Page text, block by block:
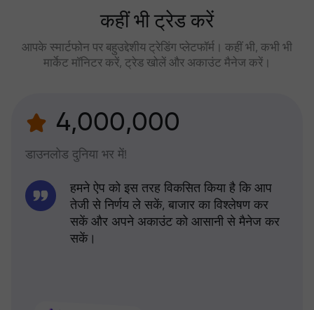
कहीं भी ट्रेड करें
आपके स्मार्टफोन पर बहुउद्देशीय ट्रेडिंग प्लेटफॉर्म। कहीं भी, कभी भी
मार्केट मॉनिटर करें, ट्रेड खोलें और अकाउंट मैनेज करें।
4,000,000
डाउनलोड दुनिया भर में!
हमने ऐप को इस तरह विकसित किया है कि आप
तेजी से निर्णय ले सकें, बाजार का विश्लेषण कर
सकें और अपने अकाउंट को आसानी से मैनेज कर
सकें।